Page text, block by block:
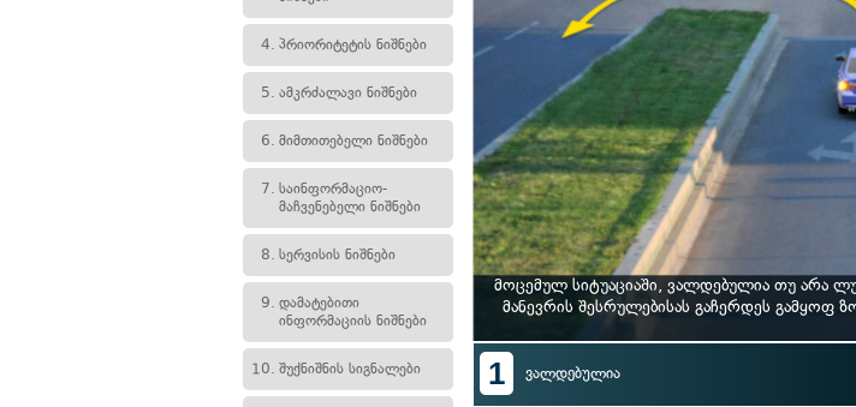
4. პრიორიტეტის ნიშნები
5. ამკრძალავი ნიშნები
6. მიმთითებელი ნიშნები
7. საინფორმაციო-
მაჩვენებელი ნიშნები
8. სერვისის ნიშნები
9. დამატებითი
ინფორმაციის ნიშნები
10. შუქნიშნის სიგნალები
მოცემულ სიტუაციაში, ვალდებულია თუ არა
მანევრის შესრულებისას გაჩერდეს გამყოფ
1 ვალდებულია